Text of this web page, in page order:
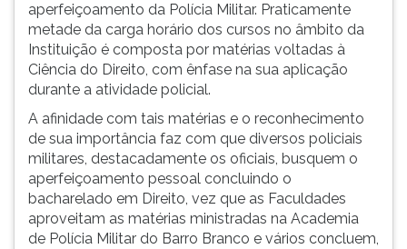
aperfeiçoamento da Polícia Militar. Praticamente
metade da carga horário dos cursos no âmbito da
Instituição é composta por matérias voltadas à
Ciência do Direito, com ênfase na sua aplicação
durante a atividade policial.
A afinidade com tais matérias e o reconhecimento
de sua importância faz com que diversos policiais
militares, destacadamente os oficiais, busquem o
aperfeiçoamento pessoal concluindo o
bacharelado em Direito, vez que as Faculdades
aproveitam as matérias ministradas na Academia
de Polícia Militar do Barro Branco e vários concluem,